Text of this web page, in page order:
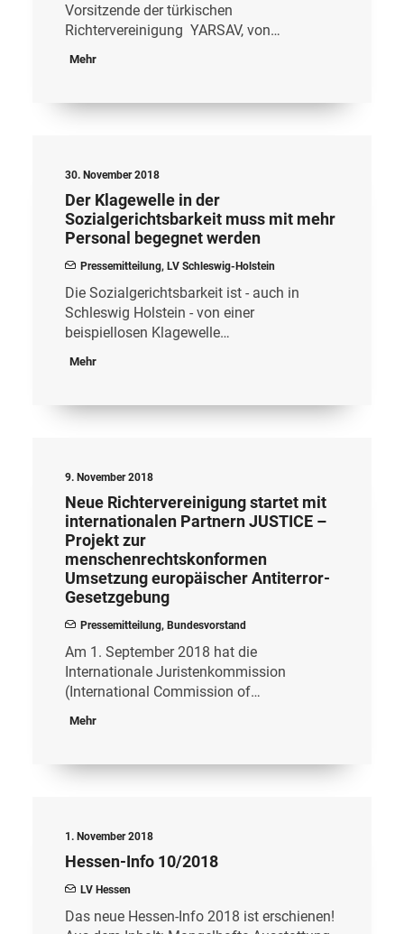
Vorsitzende der türkischen
Richtervereinigung YARSAV, von…
Mehr
30. November 2018
Der Klagewelle in der
Sozialgerichtsbarkeit muss mit mehr
Personal begegnet werden
Pressemitteilung, LV Schleswig-Holstein
Die Sozialgerichtsbarkeit ist - auch in
Schleswig Holstein - von einer
beispiellosen Klagewelle…
Mehr
9. November 2018
Neue Richtervereinigung startet mit
internationalen Partnern JUSTICE –
Projekt zur
menschenrechtskonformen
Umsetzung europäischer Antiterror-
Gesetzgebung
Pressemitteilung, Bundesvorstand
Am 1. September 2018 hat die
Internationale Juristenkommission
(International Commission of…
Mehr
1. November 2018
Hessen-Info 10/2018
LV Hessen
Das neue Hessen-Info 2018 ist erschienen!